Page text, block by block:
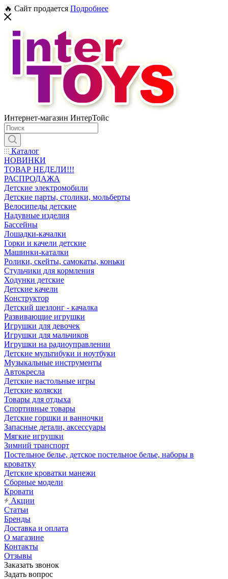
🔥 Сайт продается Подробнее
Интернет-магазин ИнтерТойс
Каталог
НОВИНКИ
ТОВАР НЕДЕЛИ!!!
РАСПРОДАЖА
Детские электромобили
Детские парты, столики, мольберты
Велосипеды детские
Надувные изделия
Бассейны
Лошадки-качалки
Горки и качели детские
Машинки-каталки
Ролики, скейты, самокаты, коньки
Стульчики для кормления
Ходунки детские
Детские качели
Конструктор
Детский шезлонг - качалка
Развивающие игрушки
Игрушки для девочек
Игрушки для мальчиков
Игрушки на радиоуправлении
Детские мультибуки и ноутбуки
Музыкальные инструменты
Автокресла
Детские настольные игры
Детские коляски
Товары для отдыха
Спортивные товары
Детские горшки и ванночки
Запасные детали, аксессуары
Мягкие игрушки
Зимний транспорт
Постельное белье, детское постельное белье, наборы в
кроватку
Детские кроватки манежи
Сборные модели
Кровати
Акции
Статьи
Бренды
Доставка и оплата
О магазине
Контакты
Отзывы
Заказать звонок
Задать вопрос